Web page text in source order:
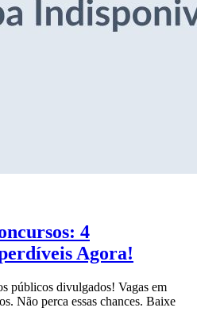
4
Agora!
públicos divulgados! Vagas em
Não perca essas chances. Baixe